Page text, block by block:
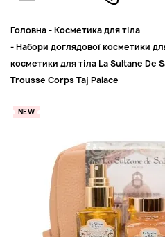
Головна-Косметика для тіла
-Набори доглядової косметики
косметики для тіла La Sultane De
Trousse Corps Taj Palace
NEW